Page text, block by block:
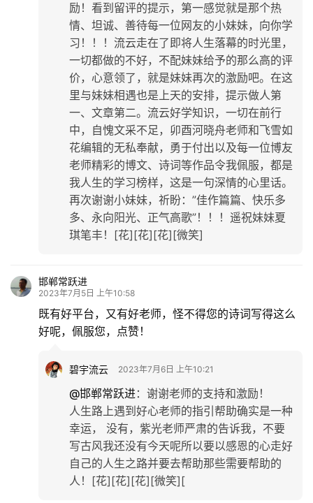
励！看到留评的提示，第一感觉就是那个热
情、坦诚、善待每一位网友的小妹妹，向你学
习！！！流云走在了即将人生落幕的时光里，
一切都做的不好，不配妹妹给予的那么高的评
价，心意领了，就是妹妹再次的激励吧。在这
里与妹妹相遇也是上天的安排，提示做人第
一、文章第二。流云好学知识，一切在前行
中，自愧文采不足，卯酉河晓舟老师和飞雪如
花编辑的无私奉献，勇于付出以及每一位博友
老师精彩的博文、诗词等作品令我佩服，都是
我人生的学习榜样，这是一句深情的心里话。
再次谢谢小妹妹，祈盼：”佳作篇篇、快乐多
多、永向阳光、正气高歌”！！！遥祝妹妹夏
琪笔丰！[花][花][花][微笑]
邯郸常跃进
2023年7月5日 上午10:58
既有好平台，又有好老师，怪不得您的诗词写得这么
好呢，佩服您，点赞！
碧宇流云 2023年7月6日 上午10:21
@邯郸常跃进： 谢谢老师的支持和激励！
人生路上遇到好心老师的指引帮助确实是一种
幸运， 没有，紫光老师严肃的告诉我，不要
写古风我还没有今天呢所以要以感恩的心走好
自己的人生之路并要去帮助那些需要帮助的
人！[花][花][花][微笑][